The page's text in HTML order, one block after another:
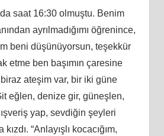
saat 16:30 olmuştu. Benim
ayrılmadığımı öğrenince,
beni düşünüyorsun, teşekkür
etme ben başımın çaresine
biraz ateşim var, bir iki güne
eğlen, denize gir, güneşlen,
yap, sevdiğin şeyleri
“Anlayışlı kocacığım,